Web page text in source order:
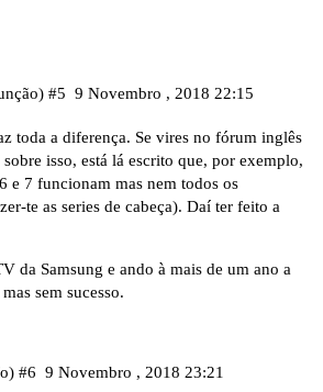
9 Novembro , 2018 22:15
#5
toda a diferença. Se vires no fórum inglês
isso, está lá escrito que, por exemplo,
e 7 funcionam mas nem todos os
te as series de cabeça). Daí ter feito a
da Samsung e ando à mais de um ano a
sem sucesso.
9 Novembro , 2018 23:21
#6